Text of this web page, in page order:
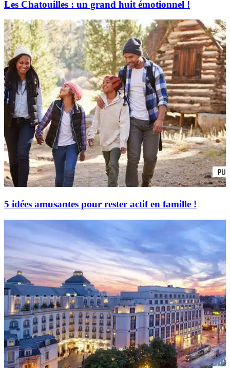
Les Chatouilles : un grand huit émotionnel !
5 idées amusantes pour rester actif en famille !